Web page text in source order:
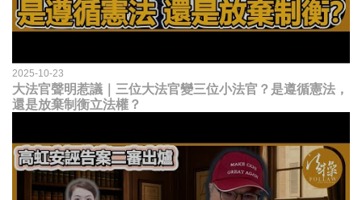
2025-10-23
大法官聲明惹議｜三位大法官變三位小法官？是遵循憲法，
還是放棄制衡立法權？